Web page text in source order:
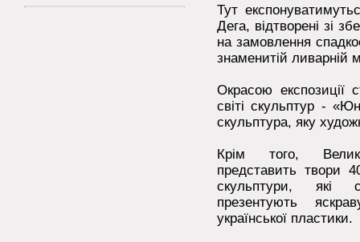
Тут
Дега, відтворені зі
на замовлення
знаменитій ливарній
Окрасою експозиції
світі скульптур -
скульптура, яку
Крім того,
представить твори
скульптури, які
презентують
української пластики.